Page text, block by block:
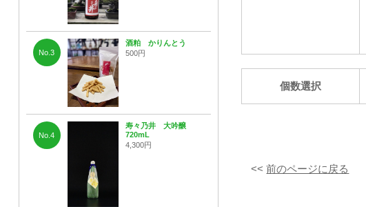
個数選択
<<前のページに戻る
No.3
酒粕 かりんとう
500円
No.4
寿々乃井 大吟醸
720mL
4,300円